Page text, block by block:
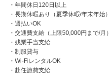
・年間休日120日以上
・長期休暇あり（夏季休暇/年末年始）
・週払いOK
・交通費支給（上限50,000円まで/月）
・残業手当支給
・制服貸与
・Wi-FiレンタルOK
・赴任旅費支給